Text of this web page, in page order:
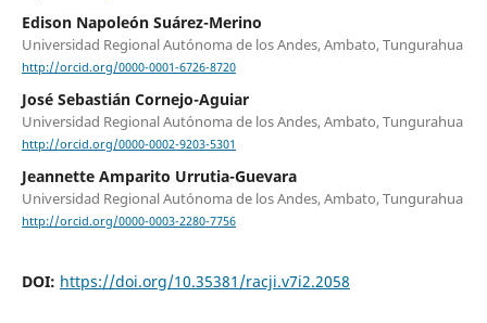
Edison Napoleón Suárez-Merino
Universidad Regional Autónoma de los Andes, Ambato, Tungurahua
http://orcid.org/0000-0001-6726-8720
José Sebastián Cornejo-Aguiar
Universidad Regional Autónoma de los Andes, Ambato, Tungurahua
http://orcid.org/0000-0002-9203-5301
Jeannette Amparito Urrutia-Guevara
Universidad Regional Autónoma de los Andes, Ambato, Tungurahua
http://orcid.org/0000-0003-2280-7756
DOI: https://doi.org/10.35381/racji.v7i2.2058